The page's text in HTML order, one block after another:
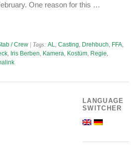
One reason for this …
/ Crew | Tags: AL, Casting, Drehbuch, FFA,
, Iris Berben, Kamera, Kostüm, Regie,
LANGUAGE
SWITCHER